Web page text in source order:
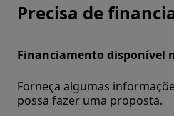
Precisa de
Financiamento disponível
Forneça algumas
possa fazer uma proposta.